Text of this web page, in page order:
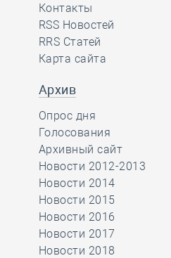
Контакты
RSS Новостей
RRS Статей
Карта сайта
Архив
Опрос дня
Голосования
Архивный сайт
Новости 2012-2013
Новости 2014
Новости 2015
Новости 2016
Новости 2017
Новости 2018